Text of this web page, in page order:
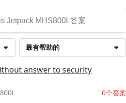
最有帮助的
answer to security
0个答案